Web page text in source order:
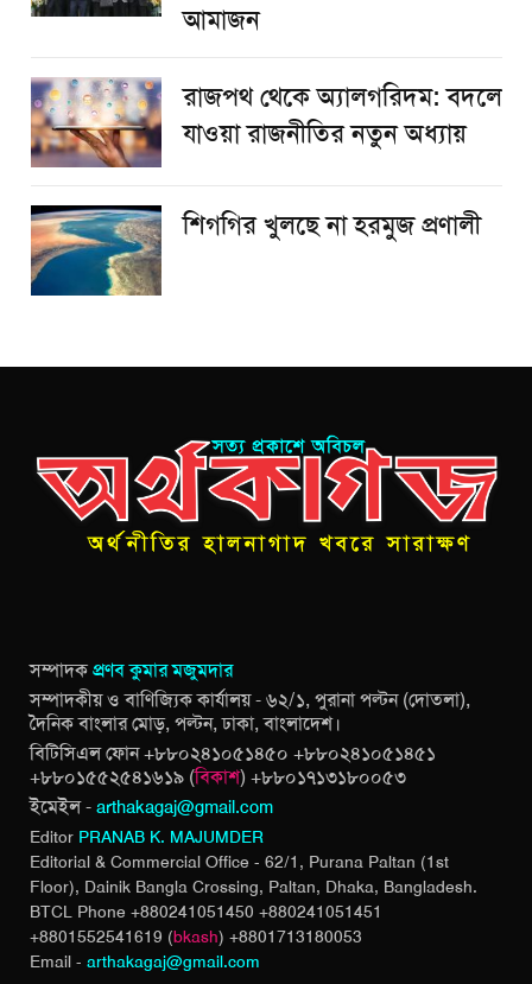
আমাজন
রাজপথ থেকে অ্যালগরিদম: বদলে
যাওয়া রাজনীতির নতুন অধ্যায়
শিগগির খুলছে না হরমুজ প্রণালী
সম্পাদকপ্রণব কুমার মজুমদার
সম্পাদকীয় ও বাণিজ্যিক কার্যালয় - ৬২/১, পুরানা পল্টন (দোতলা),
দৈনিক বাংলার মোড়, পল্টন, ঢাকা, বাংলাদেশ।
বিটিসিএল ফোন +৮৮০২৪১০৫১৪৫০ +৮৮০২৪১০৫১৪৫১
+৮৮০১৫৫২৫৪১৬১৯ (বিকাশ) +৮৮০১৭১৩১৮০০৫৩
ইমেইল - arthakagaj@gmail.com
Editor PRANAB K. MAJUMDER
Editorial & Commercial Office - 62/1, Purana Paltan (1st
Floor), Dainik Bangla Crossing, Paltan, Dhaka, Bangladesh.
BTCL Phone +880241051450 +880241051451
+8801552541619 (bkash) +8801713180053
Email - arthakagaj@gmail.com